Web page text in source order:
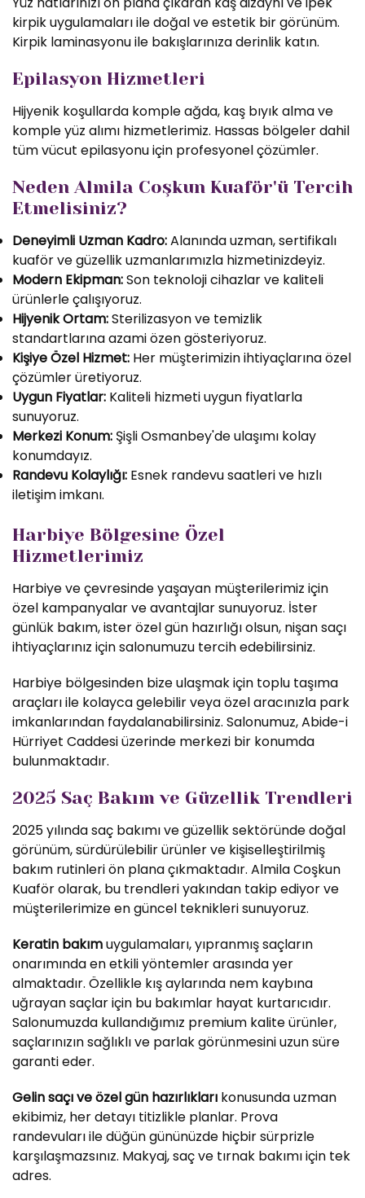
kirpik uygulamaları ile doğal ve estetik bir görünüm.
Kirpik laminasyonu ile bakışlarınıza derinlik katın.
Epilasyon Hizmetleri
Hijyenik koşullarda komple ağda, kaş bıyık alma ve
komple yüz alımı hizmetlerimiz. Hassas bölgeler dahil
tüm vücut epilasyonu için profesyonel çözümler.
Neden Almila Coşkun Kuaför'ü Tercih
Etmelisiniz?
Deneyimli Uzman Kadro:Alanında uzman, sertifikalı
kuaför ve güzellik uzmanlarımızla hizmetinizdeyiz.
Modern Ekipman:Son teknoloji cihazlar ve kaliteli
ürünlerle çalışıyoruz.
Hijyenik Ortam:Sterilizasyon ve temizlik
standartlarına azami özen gösteriyoruz.
Kişiye Özel Hizmet: Her müşterimizin ihtiyaçlarına özel
çözümler üretiyoruz.
Uygun Fiyatlar: Kaliteli hizmeti uygun fiyatlarla
sunuyoruz.
Merkezi Konum: Şişli Osmanbey'de ulaşımı kolay
konumdayız.
Randevu Kolaylığı: Esnek randevu saatleri ve hızlı
iletişim imkanı.
Harbiye Bölgesine Özel
Hizmetlerimiz
Harbiye ve çevresinde yaşayan müşterilerimiz için
özel kampanyalar ve avantajlar sunuyoruz. İster
günlük bakım, ister özel gün hazırlığı olsun, nişan saçı
ihtiyaçlarınız için salonumuzu tercih edebilirsiniz.
Harbiye bölgesinden bize ulaşmak için toplu taşıma
araçları ile kolayca gelebilir veya özel aracınızla park
imkanlarından faydalanabilirsiniz. Salonumuz, Abide-i
Hürriyet Caddesi üzerinde merkezi bir konumda
bulunmaktadır.
2025 Saç Bakım ve Güzellik Trendleri
2025 yılında saç bakımı ve güzellik sektöründe doğal
görünüm, sürdürülebilir ürünler ve kişiselleştirilmiş
bakım rutinleri ön plana çıkmaktadır. Almila Coşkun
Kuaför olarak, bu trendleri yakından takip ediyor ve
müşterilerimize en güncel teknikleri sunuyoruz.
Keratin bakımuygulamaları, yıpranmış saçların
onarımında en etkili yöntemler arasında yer
almaktadır. Özellikle kış aylarında nem kaybına
uğrayan saçlar için bu bakımlar hayat kurtarıcıdır.
Salonumuzda kullandığımız premium kalite ürünler,
saçlarınızın sağlıklı ve parlak görünmesini uzun süre
garanti eder.
Gelin saçı ve özel gün hazırlıkları konusunda uzman
ekibimiz, her detayı titizlikle planlar. Prova
randevuları ile düğün gününüzde hiçbir sürprizle
karşılaşmazsınız. Makyaj, saç ve tırnak bakımı için tek
adres.